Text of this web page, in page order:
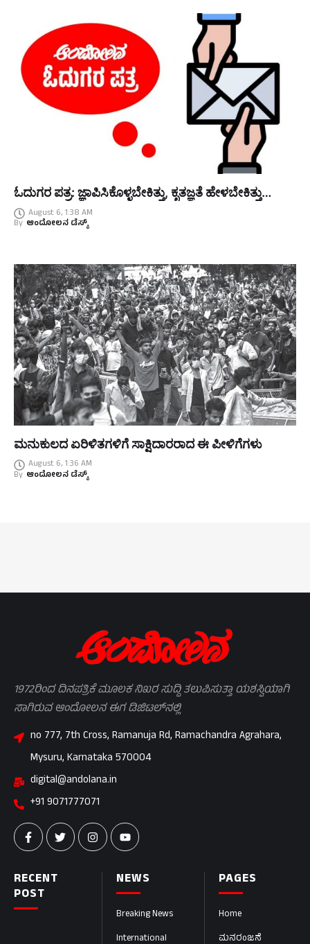
ಓದುಗರ ಪತ್ರ: ಜ್ಞಾಪಿಸಿಕೊಳ್ಳಬೇಕಿತ್ತು, ಕೃತಜ್ಞತೆ ಹೇಳಬೇಕಿತ್ತು…
August 6, 1:38 AM
By ಆಂದೋಲನ ಡೆಸ್ಕ್
ಮನುಕುಲದ ಏರಿಳಿತಗಳಿಗೆ ಸಾಕ್ಷಿದಾರರಾದ ಈ ಪೀಳಿಗೆಗಳು
August 6, 1:36 AM
By ಆಂದೋಲನ ಡೆಸ್ಕ್
PAGES
Home
ಮನರಂಜನೆ
NEWS
Breaking News
International
RECENT
POST
1972ರಿಂದ ದಿನಪತ್ರಿಕೆ ಮೂಲಕ ನಿಖರ ಸುದ್ದಿ ತಲುಪಿಸುತ್ತಾ ಯಶಸ್ವಿಯಾಗಿ
ಸಾಗಿರುವ ಆಂದೋಲನ ಈಗ ಡಿಜಿಟಲ್‌ನಲ್ಲಿ
no 777, 7th Cross, Ramanuja Rd, Ramachandra Agrahara,
Mysuru, Karnataka 570004
digital@andolana.in
+91 9071777071